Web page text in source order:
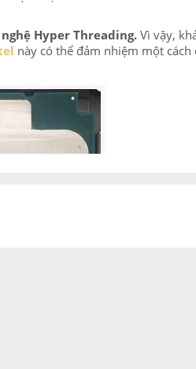
Hyper Threading. Vì vậy,
này có thể đảm nhiệm một cách